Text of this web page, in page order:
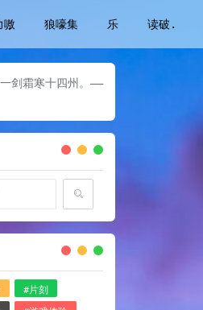
嗷 狼嚎集 乐 读破.
剑霜寒十四州。——
#片刻